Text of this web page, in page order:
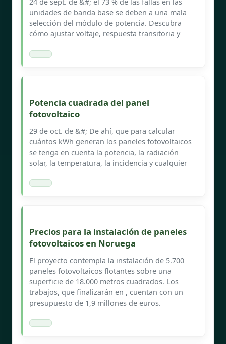
unidades de banda base se deben a una mala
selección del módulo de potencia. Descubra
cómo ajustar voltaje, respuesta transitoria y
Potencia cuadrada del panel
fotovoltaico
29 de oct. de &#; De ahí, que para calcular
cuántos kWh generan los paneles fotovoltaicos
se tenga en cuenta la potencia, la radiación
solar, la temperatura, la incidencia y cualquier
Precios para la instalación de paneles
fotovoltaicos en Noruega
El proyecto contempla la instalación de 5.700
paneles fotovoltaicos flotantes sobre una
superficie de 18.000 metros cuadrados. Los
trabajos, que finalizarán en , cuentan con un
presupuesto de 1,9 millones de euros.